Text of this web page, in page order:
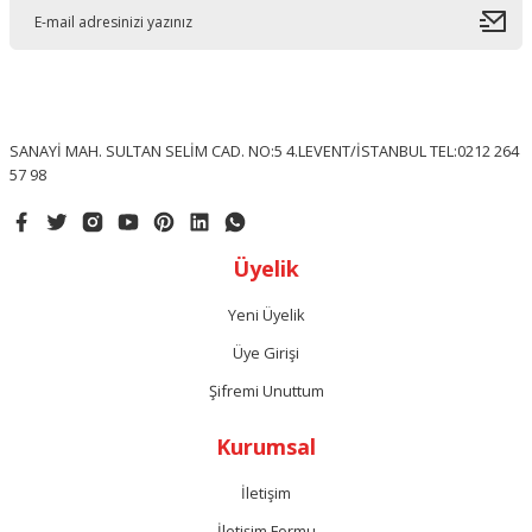
Gönder
SANAYİ MAH. SULTAN SELİM CAD. NO:5 4.LEVENT/İSTANBUL TEL:0212 264
57 98
Üyelik
Yeni Üyelik
Üye Girişi
Şifremi Unuttum
Kurumsal
İletişim